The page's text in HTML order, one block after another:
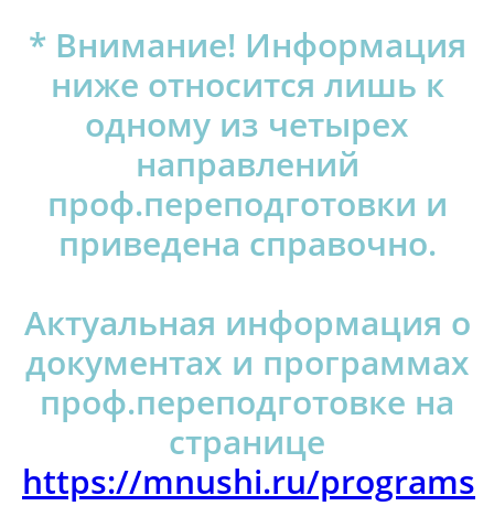
* Внимание! Информация
ниже относится лишь к
одному из четырех
направлений
проф.переподготовки и
приведена справочно.
Актуальная информация о
документах и программах
проф.переподготовке на
странице
https://mnushi.ru/programs